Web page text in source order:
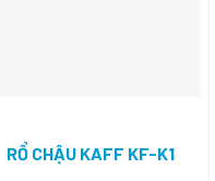
RỔ CHẬU KAFF KF-K1